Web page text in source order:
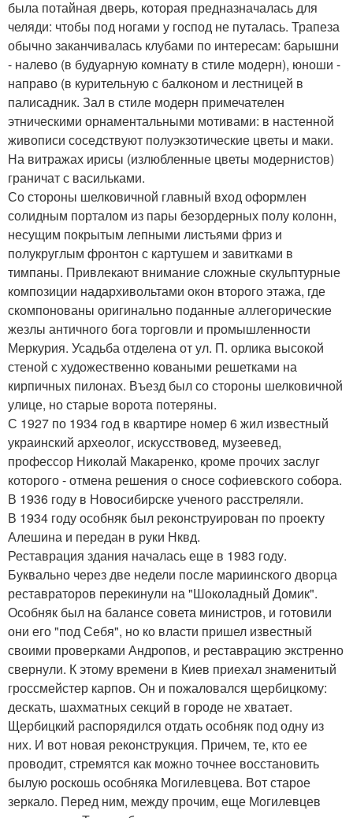
была потайная дверь, которая предназначалась для
челяди: чтобы под ногами у господ не путалась. Трапеза
обычно заканчивалась клубами по интересам: барышни
- налево (в будуарную комнату в стиле модерн), юноши -
направо (в курительную с балконом и лестницей в
палисадник. Зал в стиле модерн примечателен
этническими орнаментальными мотивами: в настенной
живописи соседствуют полуэкзотические цветы и маки.
На витражах ирисы (излюбленные цветы модернистов)
граничат с васильками.
Со стороны шелковичной главный вход оформлен
солидным порталом из пары безордерных полу колонн,
несущим покрытым лепными листьями фриз и
полукруглым фронтон с картушем и завитками в
тимпаны. Привлекают внимание сложные скульптурные
композиции надархивольтами окон второго этажа, где
скомпонованы оригинально поданные аллегорические
жезлы античного бога торговли и промышленности
Меркурия. Усадьба отделена от ул. П. орлика высокой
стеной с художественно коваными решетками на
кирпичных пилонах. Въезд был со стороны шелковичной
улице, но старые ворота потеряны.
С 1927 по 1934 год в квартире номер 6 жил известный
украинский археолог, искусствовед, музеевед,
профессор Николай Макаренко, кроме прочих заслуг
которого - отмена решения о сносе софиевского собора.
В 1936 году в Новосибирске ученого расстреляли.
В 1934 году особняк был реконструирован по проекту
Алешина и передан в руки Нквд.
Реставрация здания началась еще в 1983 году.
Буквально через две недели после мариинского дворца
реставраторов перекинули на "Шоколадный Домик".
Особняк был на балансе совета министров, и готовили
они его "под Себя", но ко власти пришел известный
своими проверками Андропов, и реставрацию экстренно
свернули. К этому времени в Киев приехал знаменитый
гроссмейстер карпов. Он и пожаловался щербицкому:
дескать, шахматных секций в городе не хватает.
Щербицкий распорядился отдать особняк под одну из
них. И вот новая реконструкция. Причем, те, кто ее
проводит, стремятся как можно точнее восстановить
былую роскошь особняка Могилевцева. Вот старое
зеркало. Перед ним, между прочим, еще Могилевцев